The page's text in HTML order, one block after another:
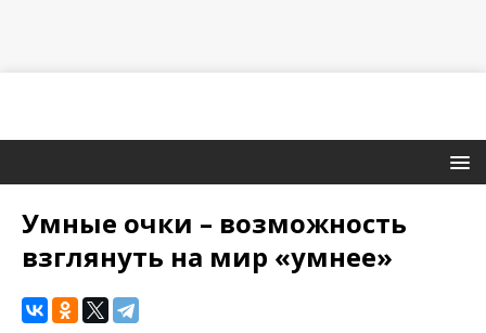
Умные очки – возможность
взглянуть на мир «умнее»